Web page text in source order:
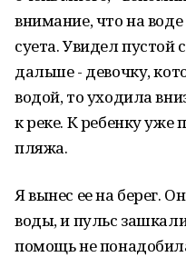
внимание, что на
суета. Увидел пустой
дальше - девочку,
водой, то уходила
к реке. К ребенку уже
пляжа.
Я вынес ее на берег.
воды, и пульс
помощь не